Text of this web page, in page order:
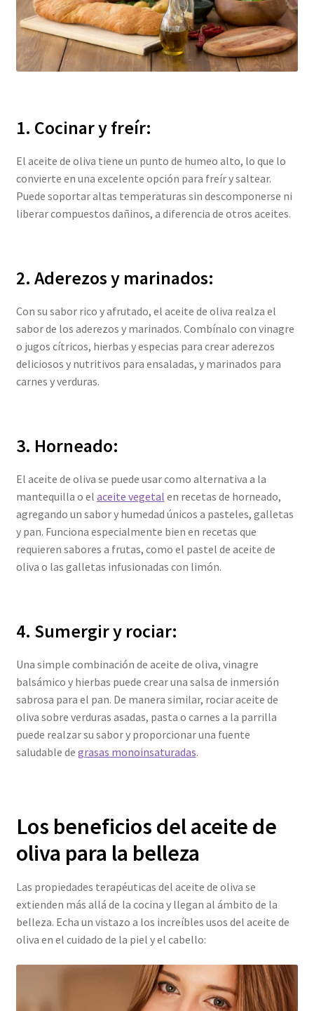
1. Cocinar y freír:
El aceite de oliva tiene un punto de humeo alto, lo que lo
convierte en una excelente opción para freír y saltear.
Puede soportar altas temperaturas sin descomponerse ni
liberar compuestos dañinos, a diferencia de otros aceites.
2. Aderezos y marinados:
Con su sabor rico y afrutado, el aceite de oliva realza el
sabor de los aderezos y marinados. Combínalo con vinagre
o jugos cítricos, hierbas y especias para crear aderezos
deliciosos y nutritivos para ensaladas, y marinados para
carnes y verduras.
3. Horneado:
El aceite de oliva se puede usar como alternativa a la
mantequilla o el aceite vegetal en recetas de horneado,
agregando un sabor y humedad únicos a pasteles, galletas
y pan. Funciona especialmente bien en recetas que
requieren sabores a frutas, como el pastel de aceite de
oliva o las galletas infusionadas con limón.
4. Sumergir y rociar:
Una simple combinación de aceite de oliva, vinagre
balsámico y hierbas puede crear una salsa de inmersión
sabrosa para el pan. De manera similar, rociar aceite de
oliva sobre verduras asadas, pasta o carnes a la parrilla
puede realzar su sabor y proporcionar una fuente
saludable de grasas monoinsaturadas.
Los beneficios del aceite de
oliva para la belleza
Las propiedades terapéuticas del aceite de oliva se
extienden más allá de la cocina y llegan al ámbito de la
belleza. Echa un vistazo a los increíbles usos del aceite de
oliva en el cuidado de la piel y el cabello: